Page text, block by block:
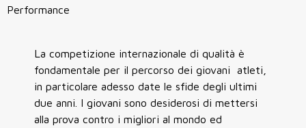
Performance
La competizione internazionale di qualità è
fondamentale per il percorso dei giovani atleti,
in particolare adesso date le sfide degli ultimi
due anni. I giovani sono desiderosi di mettersi
alla prova contro i migliori al mondo ed